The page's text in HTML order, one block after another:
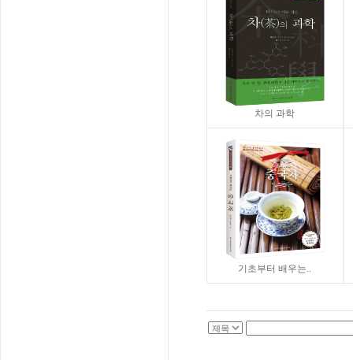
차의 과학
기초부터 배우는..